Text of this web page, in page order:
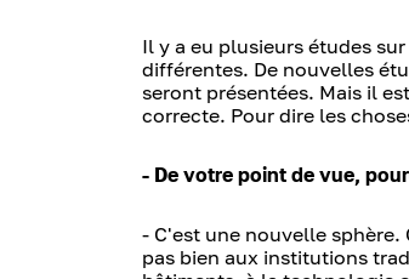
Il y a eu plusieurs études
différentes. De nouvelles
seront présentées. Mais il
correcte. Pour dire les
- De votre point de vue,
- C'est une nouvelle
pas bien aux institutions